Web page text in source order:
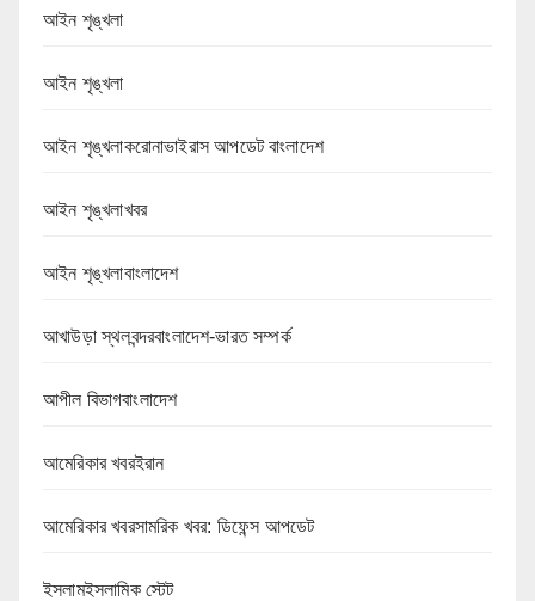
আইন শৃঙ্খলা
আইন শৃঙ্খলা
আইন শৃঙ্খলাকরোনাভাইরাস আপডেট বাংলাদেশ
আইন শৃঙ্খলাখবর
আইন শৃঙ্খলাবাংলাদেশ
আখাউড়া স্থলবন্দরবাংলাদেশ-ভারত সম্পর্ক
আপীল বিভাগবাংলাদেশ
আমেরিকার খবরইরান
আমেরিকার খবরসামরিক খবর: ডিফেন্স আপডেট
ইসলামইসলামিক স্টেট